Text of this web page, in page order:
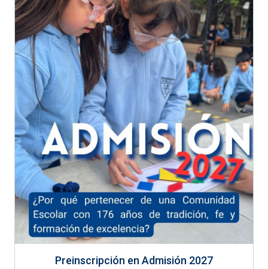
Preinscripción en Admisión 2027